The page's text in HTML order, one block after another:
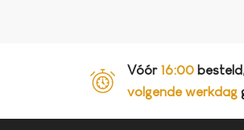
Vóór 16:00
volgende werkdag